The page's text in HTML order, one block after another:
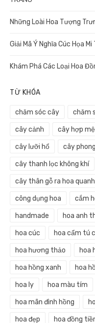
Những Loài Hoa Tượng
Giải Mã Ý Nghĩa Cúc Họa
Khám Phá Các Loại Hoa
TỪ KHÓA
chăm sóc cây chăm
cây cảnh cây hợp
cây lưỡi hổ cây
cây thanh lọc không khí
cây thân gỗ ra hoa
công dụng hoa cắm
handmade hoa anh
hoa cúc hoa cẩm tú
hoa hương thảo hoa
hoa hồng xanh hoa
hoa ly hoa màu tím
hoa mãn đình hồng
hoa đẹp hoa đồng